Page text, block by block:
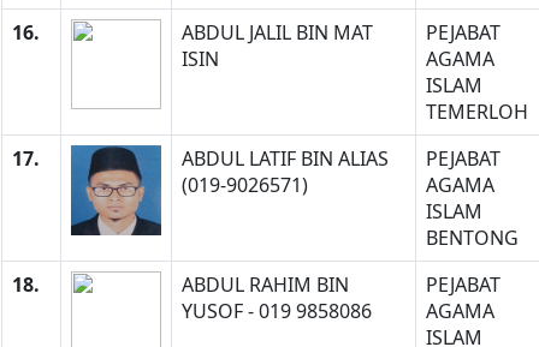
16.
ABDUL JALIL BIN MAT
ISIN
PEJABAT
AGAMA
ISLAM
TEMERLOH
17.
ABDUL LATIF BIN ALIAS
(019-9026571)
PEJABAT
AGAMA
ISLAM
BENTONG
18.
ABDUL RAHIM BIN
YUSOF - 019 9858086
PEJABAT
AGAMA
ISLAM